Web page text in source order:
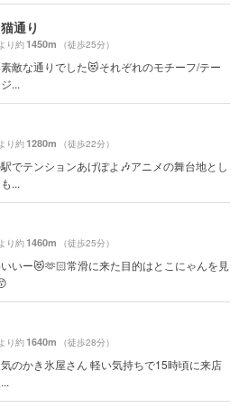
通り
り約1450m （徒歩25分）
敵な通りでした😻それぞれのモチーフ/テー
...
り約1280m （徒歩22分）
でテンションあげぽよ🎶アニメの舞台地とし
...
り約1460m （徒歩25分）
いー😻🫶🏻常滑に来た目的はとこにゃんを見
り約1640m （徒歩28分）
のかき氷屋さん 軽い気持ちで15時頃に来店